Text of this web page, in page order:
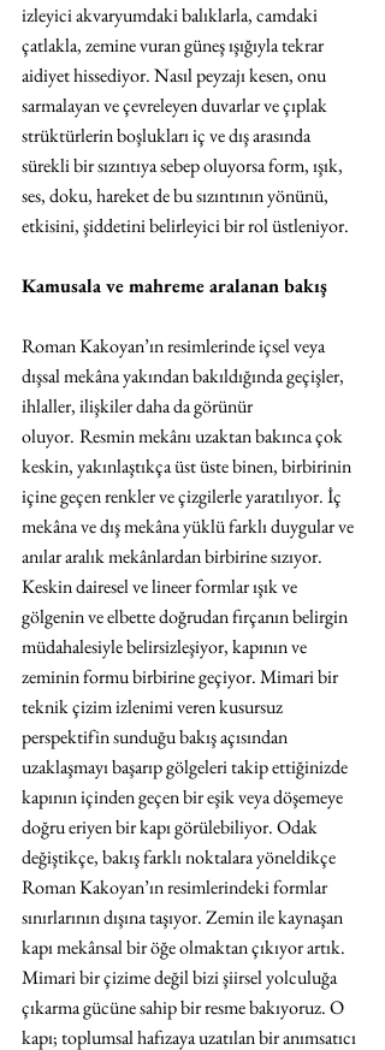
izleyici akvaryumdaki balıklarla, camdaki
çatlakla, zemine vuran güneş ışığıyla tekrar
aidiyet hissediyor. Nasıl peyzajı kesen, onu
sarmalayan ve çevreleyen duvarlar ve çıplak
strüktürlerin boşlukları iç ve dış arasında
sürekli bir sızıntıya sebep oluyorsa form, ışık,
ses, doku, hareket de bu sızıntının yönünü,
etkisini, şiddetini belirleyici bir rol üstleniyor.
Kamusala ve mahreme aralanan bakış
Roman Kakoyan’ın resimlerinde içsel veya
dışsal mekâna yakından bakıldığında geçişler,
ihlaller, ilişkiler daha da görünür
oluyor. Resmin mekânı uzaktan bakınca çok
keskin, yakınlaştıkça üst üste binen, birbirinin
içine geçen renkler ve çizgilerle yaratılıyor. İç
mekâna ve dış mekâna yüklü farklı duygular ve
anılar aralık mekânlardan birbirine sızıyor.
Keskin dairesel ve lineer formlar ışık ve
gölgenin ve elbette doğrudan fırçanın belirgin
müdahalesiyle belirsizleşiyor, kapının ve
zeminin formu birbirine geçiyor. Mimari bir
teknik çizim izlenimi veren kusursuz
perspektifin sunduğu bakış açısından
uzaklaşmayı başarıp gölgeleri takip ettiğinizde
kapının içinden geçen bir eşik veya döşemeye
doğru eriyen bir kapı görülebiliyor. Odak
değiştikçe, bakış farklı noktalara yöneldikçe
Roman Kakoyan’ın resimlerindeki formlar
sınırlarının dışına taşıyor. Zemin ile kaynaşan
kapı mekânsal bir öğe olmaktan çıkıyor artık.
Mimari bir çizime değil bizi şiirsel yolculuğa
çıkarma gücüne sahip bir resme bakıyoruz. O
kapı; toplumsal hafızaya uzatılan bir anımsatıcı